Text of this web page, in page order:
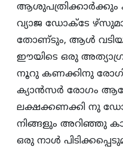
വ്യാജ ഡോക്‌ടേ
തോണ്‌ടും, ആള്‍
ഈയിടെ ഒരു
നൂറു കണക്കിനു
ക്യാന്‍സര്‍ രോഗം
ലക്ഷക്കണക്കി നു
നിങ്ങളും അറിഞ്ഞു
ഒരു നാള്‍